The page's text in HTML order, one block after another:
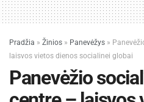
Pradžia » Žinios » Panevėžys »
laisvos vietos dienos socialinei globai
Panevėžio